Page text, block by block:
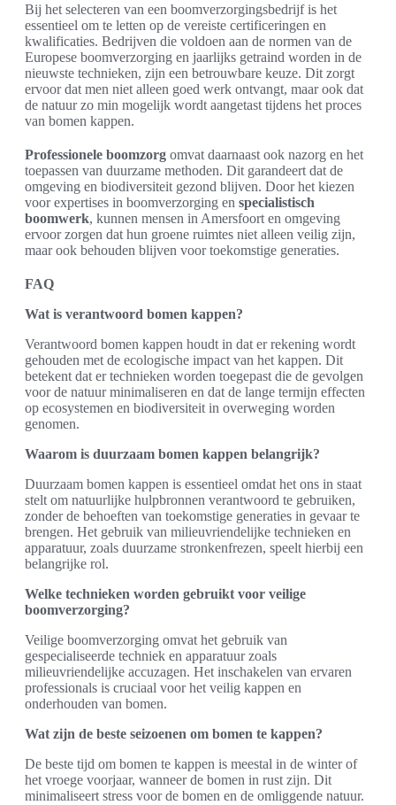
Bij het selecteren van een boomverzorgingsbedrijf is het
essentieel om te letten op de vereiste certificeringen en
kwalificaties. Bedrijven die voldoen aan de normen van de
Europese boomverzorging en jaarlijks getraind worden in de
nieuwste technieken, zijn een betrouwbare keuze. Dit zorgt
ervoor dat men niet alleen goed werk ontvangt, maar ook dat
de natuur zo min mogelijk wordt aangetast tijdens het proces
van bomen kappen.
Professionele boomzorg omvat daarnaast ook nazorg en het
toepassen van duurzame methoden. Dit garandeert dat de
omgeving en biodiversiteit gezond blijven. Door het kiezen
voor expertises in boomverzorging en specialistisch
boomwerk, kunnen mensen in Amersfoort en omgeving
ervoor zorgen dat hun groene ruimtes niet alleen veilig zijn,
maar ook behouden blijven voor toekomstige generaties.
FAQ
Wat is verantwoord bomen kappen?
Verantwoord bomen kappen houdt in dat er rekening wordt
gehouden met de ecologische impact van het kappen. Dit
betekent dat er technieken worden toegepast die de gevolgen
voor de natuur minimaliseren en dat de lange termijn effecten
op ecosystemen en biodiversiteit in overweging worden
genomen.
Waarom is duurzaam bomen kappen belangrijk?
Duurzaam bomen kappen is essentieel omdat het ons in staat
stelt om natuurlijke hulpbronnen verantwoord te gebruiken,
zonder de behoeften van toekomstige generaties in gevaar te
brengen. Het gebruik van milieuvriendelijke technieken en
apparatuur, zoals duurzame stronkenfrezen, speelt hierbij een
belangrijke rol.
Welke technieken worden gebruikt voor veilige
boomverzorging?
Veilige boomverzorging omvat het gebruik van
gespecialiseerde techniek en apparatuur zoals
milieuvriendelijke accuzagen. Het inschakelen van ervaren
professionals is cruciaal voor het veilig kappen en
onderhouden van bomen.
Wat zijn de beste seizoenen om bomen te kappen?
De beste tijd om bomen te kappen is meestal in de winter of
het vroege voorjaar, wanneer de bomen in rust zijn. Dit
minimaliseert stress voor de bomen en de omliggende natuur.